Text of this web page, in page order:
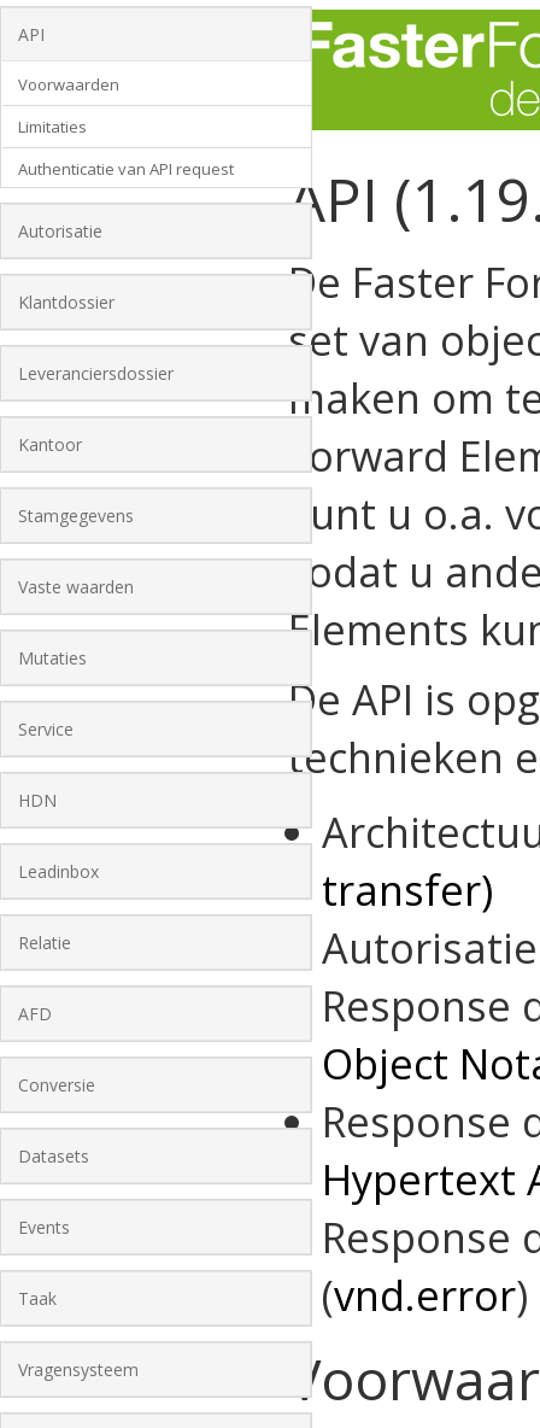
API
Voorwaarden
Limitaties
Authenticatie van API request
Autorisatie
Klantdossier
Leveranciersdossier
Kantoor
Stamgegevens
Vaste waarden
Mutaties
Service
HDN
Leadinbox
Relatie
AFD
Conversie
Datasets
Events
Taak
Vragensysteem
API
De Faster
set van
maken om
Forward
kunt u o.a.
zodat u
Elements
De API is
technieken
transfer)
Object
Hypertext
(vnd.error)